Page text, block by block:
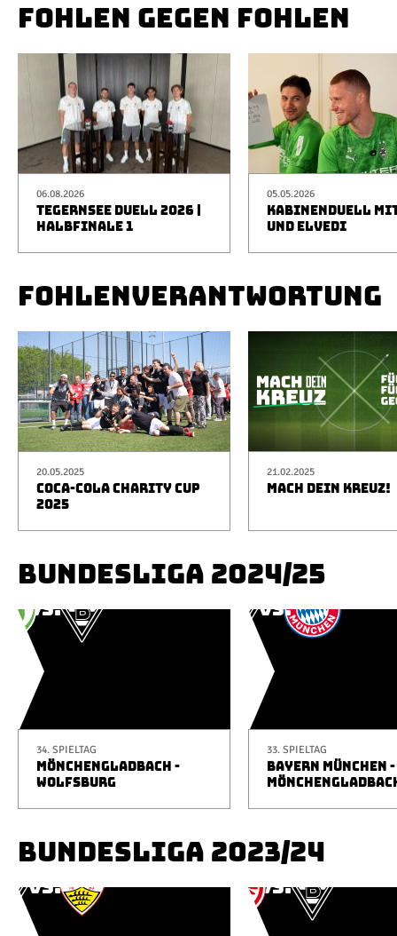
FOHLEN GEGEN FOHLEN
06.08.2026
TEGERNSEE DUELL 2026 |
HALBFINALE 1
05.05.2026
KABINENDUELL
UND ELVEDI
FOHLENVERANTWORTUNG
20.05.2025
COCA-COLA CHARITY CUP
2025
21.02.2025
MACH DEIN KREUZ!
BUNDESLIGA 2024/25
34. SPIELTAG
MÖNCHENGLADBACH -
WOLFSBURG
33. SPIELTAG
BAYERN MÜNCHEN -
BUNDESLIGA 2023/24